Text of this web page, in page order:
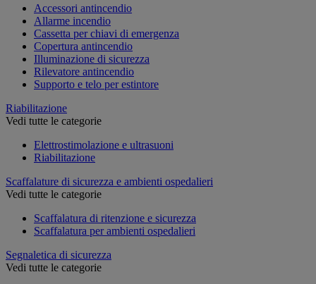
Accessori antincendio
Allarme incendio
Cassetta per chiavi di emergenza
Copertura antincendio
Illuminazione di sicurezza
Rilevatore antincendio
Supporto e telo per estintore
Riabilitazione
Vedi tutte le categorie
Elettrostimolazione e ultrasuoni
Riabilitazione
Scaffalature di sicurezza e ambienti ospedalieri
Vedi tutte le categorie
Scaffalatura di ritenzione e sicurezza
Scaffalatura per ambienti ospedalieri
Segnaletica di sicurezza
Vedi tutte le categorie